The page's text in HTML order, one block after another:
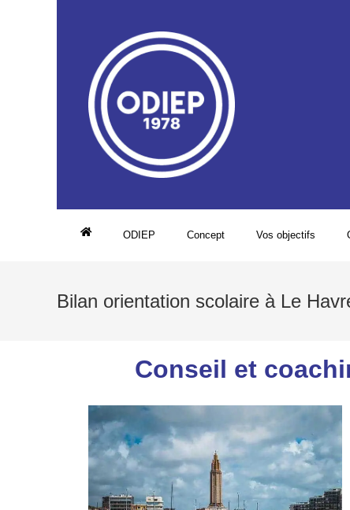
ODIEP Concept Vos objectifs
Bilan orientation scolaire à Le
Conseil et